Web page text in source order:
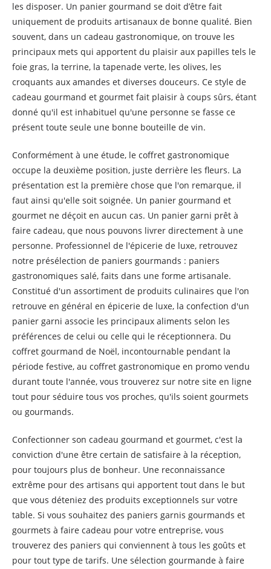
les disposer. Un panier gourmand se doit d’être fait
uniquement de produits artisanaux de bonne qualité. Bien
souvent, dans un cadeau gastronomique, on trouve les
principaux mets qui apportent du plaisir aux papilles tels le
foie gras, la terrine, la tapenade verte, les olives, les
croquants aux amandes et diverses douceurs. Ce style de
cadeau gourmand et gourmet fait plaisir à coups sûrs, étant
donné qu'il est inhabituel qu'une personne se fasse ce
présent toute seule une bonne bouteille de vin.
Conformément à une étude, le coffret gastronomique
occupe la deuxième position, juste derrière les fleurs. La
présentation est la première chose que l'on remarque, il
faut ainsi qu'elle soit soignée. Un panier gourmand et
gourmet ne déçoit en aucun cas. Un panier garni prêt à
faire cadeau, que nous pouvons livrer directement à une
personne. Professionnel de l'épicerie de luxe, retrouvez
notre présélection de paniers gourmands : paniers
gastronomiques salé, faits dans une forme artisanale.
Constitué d'un assortiment de produits culinaires que l'on
retrouve en général en épicerie de luxe, la confection d'un
panier garni associe les principaux aliments selon les
préférences de celui ou celle qui le réceptionnera. Du
coffret gourmand de Noël, incontournable pendant la
période festive, au coffret gastronomique en promo vendu
durant toute l'année, vous trouverez sur notre site en ligne
tout pour séduire tous vos proches, qu'ils soient gourmets
ou gourmands.
Confectionner son cadeau gourmand et gourmet, c'est la
conviction d'une être certain de satisfaire à la réception,
pour toujours plus de bonheur. Une reconnaissance
extrême pour des artisans qui apportent tout dans le but
que vous déteniez des produits exceptionnels sur votre
table. Si vous souhaitez des paniers garnis gourmands et
gourmets à faire cadeau pour votre entreprise, vous
trouverez des paniers qui conviennent à tous les goûts et
pour tout type de tarifs. Une sélection gourmande à faire